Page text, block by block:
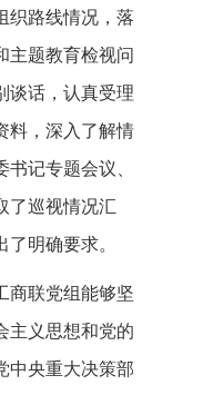
织路线情况，落
主题教育检视问
谈话，认真受理
料，深入了解情
记专题会议、
了巡视情况汇
明确要求。
商联党组能够坚
主义思想和党的
中央重大决策部